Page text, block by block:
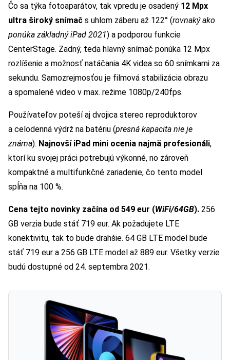
Čo sa týka fotoaparátov, tak vpredu je osadený 12 Mpx
ultra široký snímač s uhlom záberu až 122° (rovnaký ako
ponúka základný iPad 2021) a podporou funkcie
CenterStage. Zadný, teda hlavný snímač ponúka 12 Mpx
rozlíšenie a možnosť natáčania 4K videa so 60 snímkami za
sekundu. Samozrejmosťou je filmová stabilizácia obrazu
a spomalené video v max. režime 1080p/240fps.
Používateľov poteší aj dvojica stereo reproduktorov
a celodenná výdrž na batériu (presná kapacita nie je
známa). Najnovší iPad mini ocenia najmä profesionáli,
ktorí ku svojej práci potrebujú výkonné, no zároveň
kompaktné a multifunkčné zariadenie, čo tento model
spĺňa na 100 %.
Cena tejto novinky začína od 549 eur (WiFi/64GB). 256
GB verzia bude stáť 719 eur. Ak požadujete LTE
konektivitu, tak to bude drahšie. 64 GB LTE model bude
stáť 719 eur a 256 GB LTE model až 889 eur. Všetky verzie
budú dostupné od 24. septembra 2021.